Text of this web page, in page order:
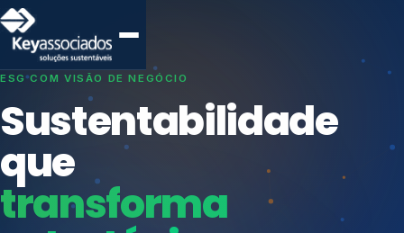
SISTEMAS DE GESTÃO OTIMIZADOS E INTEGRADOS
Conformidade que
protege seu
negócio.
Índices de Mercado